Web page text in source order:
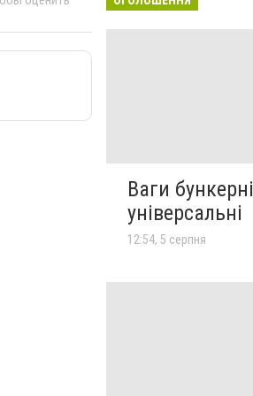
Ваги бункерні
універсальні
12:54, 5 серпня